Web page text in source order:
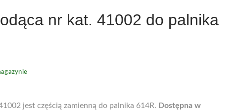
nr kat. 41002 do palnika
jest częścią zamienną do palnika 614R. Dostępna w